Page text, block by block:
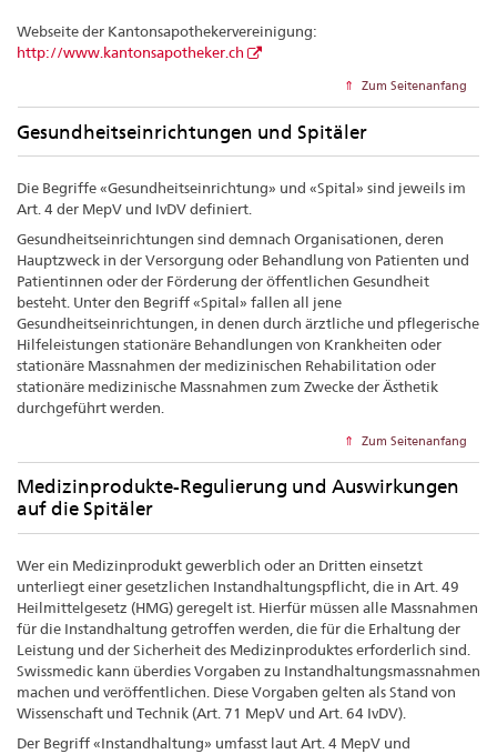
Webseite der Kantonsapothekervereinigung:
http://www.kantonsapotheker.ch
Zum Seitenanfang
Gesundheitseinrichtungen und Spitäler
Die Begriffe «Gesundheitseinrichtung» und «Spital» sind jeweils im
Art. 4 der MepV und IvDV definiert.
Gesundheitseinrichtungen sind demnach Organisationen, deren
Hauptzweck in der Versorgung oder Behandlung von Patienten und
Patientinnen oder der Förderung der öffentlichen Gesundheit
besteht. Unter den Begriff «Spital» fallen all jene
Gesundheitseinrichtungen, in denen durch ärztliche und pflegerische
Hilfeleistungen stationäre Behandlungen von Krankheiten oder
stationäre Massnahmen der medizinischen Rehabilitation oder
stationäre medizinische Massnahmen zum Zwecke der Ästhetik
durchgeführt werden.
Zum Seitenanfang
Medizinprodukte-Regulierung und Auswirkungen
auf die Spitäler
Wer ein Medizinprodukt gewerblich oder an Dritten einsetzt
unterliegt einer gesetzlichen Instandhaltungspflicht, die in Art. 49
Heilmittelgesetz (HMG) geregelt ist. Hierfür müssen alle Massnahmen
für die Instandhaltung getroffen werden, die für die Erhaltung der
Leistung und der Sicherheit des Medizinproduktes erforderlich sind.
Swissmedic kann überdies Vorgaben zu Instandhaltungsmassnahmen
machen und veröffentlichen. Diese Vorgaben gelten als Stand von
Wissenschaft und Technik (Art. 71 MepV und Art. 64 IvDV).
Der Begriff «Instandhaltung» umfasst laut Art. 4 MepV und